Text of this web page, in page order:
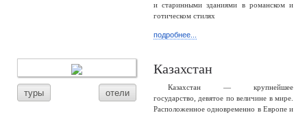
и старинными зданиями в романском и
готическом стилях
подробнее...
туры отели
Казахстан
Казахстан — крупнейшее
государство, девятое по величине в мире.
Расположенное одновременно в Европе и